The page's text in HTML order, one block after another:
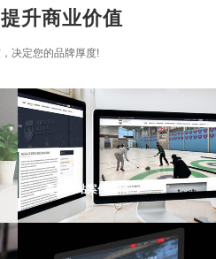
升商业价值
决定您的品牌厚度!
查看网站案例详情